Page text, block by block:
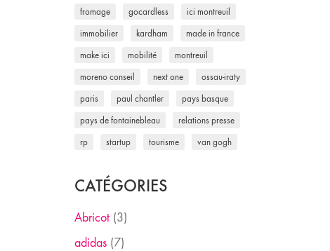
fromage gocardless ici montreuil
immobilier kardham made in france
make ici mobilité montreuil
moreno conseil next one ossau-iraty
paris paul chantler pays basque
pays de fontainebleau relations presse
rp startup tourisme van gogh
CATÉGORIES
Abricot(3)
adidas(7)